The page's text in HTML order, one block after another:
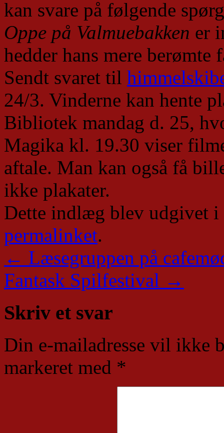
kan svare på følgende
Oppe på Valmuebakken er
hedder hans mere berømte
Sendt svaret til
24/3. Vinderne kan hente
Bibliotek mandag d. 25,
Magika kl. 19.30 viser
aftale. Man kan også få
ikke plakater.
Dette indlæg blev udgivet i
permalinket.
← Læsegruppen på
Fantask Spilfestival →
Skriv et svar
Din e-mailadresse vil ikke
markeret med *